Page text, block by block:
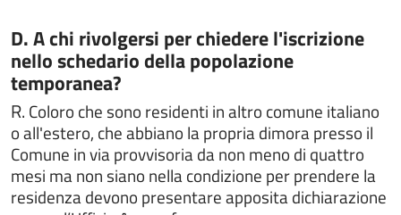
Istanza Piano colore
Istanza concessione aree verdi sponsor
Istanza di Autorizzazione Paesaggistica
Istanza di accesso civico
Istanza di accesso documentale
Istanza di accesso generalizzato
Categoria:
D. A chi rivolgersi per chiedere l'iscrizione
nello schedario della popolazione
temporanea?
R. Coloro che sono residenti in altro comune italiano
o all'estero, che abbiano la propria dimora presso il
Comune in via provvisoria da non meno di quattro
mesi ma non siano nella condizione per prendere la
residenza devono presentare apposita dichiarazione